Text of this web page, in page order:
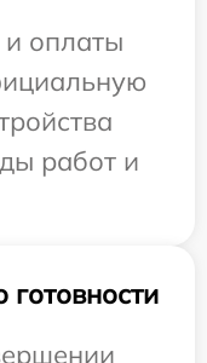
оплаты
работ и